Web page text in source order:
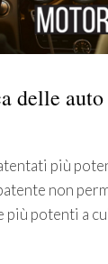
delle
più
non
più potenti a